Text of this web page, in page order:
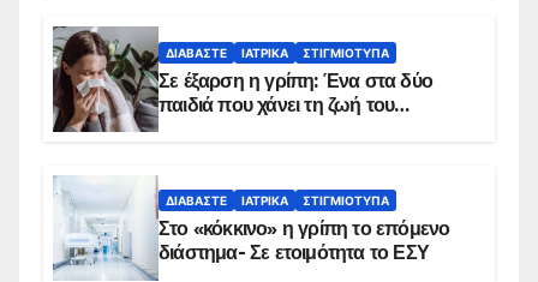
ΔΙΑΒΆΣΤΕ ΙΑΤΡΙΚΆ ΣΤΙΓΜΙΌΤΥΠΑ
Σε έξαρση η γρίπη: Ένα στα δύο
παιδιά που χάνει τη ζωή του
ΔΙΑΒΆΣΤΕ ΙΑΤΡΙΚΆ ΣΤΙΓΜΙΌΤΥΠΑ
Στο «κόκκινο» η γρίπη το επόμενο
διάστημα- Σε ετοιμότητα το ΕΣΥ